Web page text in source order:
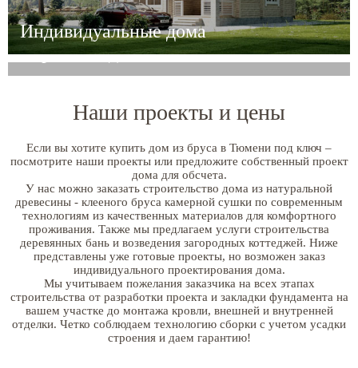
Индивидуальные дома
Серийные дома
Наши проекты и цены
Если вы хотите купить дом из бруса в Тюмени под ключ –
посмотрите наши проекты или предложите собственный проект
дома для обсчета.
У нас можно заказать строительство дома из натуральной
древесины - клееного бруса камерной сушки по современным
технологиям из качественных материалов для комфортного
проживания. Также мы предлагаем услуги строительства
деревянных бань и возведения загородных коттеджей. Ниже
представлены уже готовые проекты, но возможен заказ
индивидуального проектирования дома.
Мы учитываем пожелания заказчика на всех этапах
строительства от разработки проекта и закладки фундамента на
вашем участке до монтажа кровли, внешней и внутренней
отделки. Четко соблюдаем технологию сборки с учетом усадки
строения и даем гарантию!